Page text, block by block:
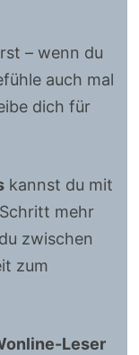
– wenn du
auch mal
dich für
kannst du mit
mehr
zwischen
zum
Leser